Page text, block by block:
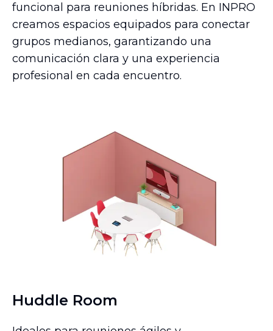
funcional para reuniones híbridas. En INPRO
creamos espacios equipados para conectar
grupos medianos, garantizando una
comunicación clara y una experiencia
profesional en cada encuentro.
Huddle Room